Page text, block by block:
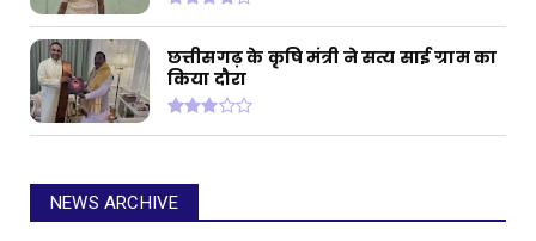
छत्तीसगढ़ के कृषि मंत्री ने सत्य साई ग्राम का
किया दौरा
NEWS ARCHIVE